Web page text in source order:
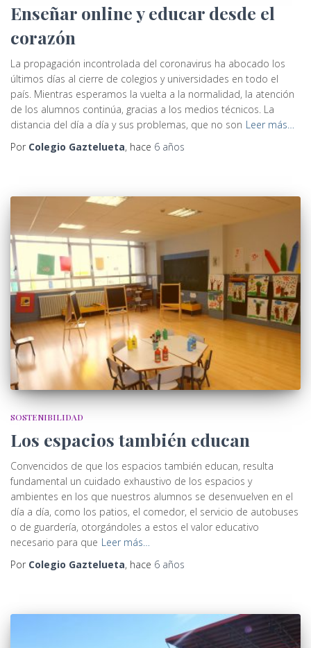
Enseñar online y educar desde el
corazón
La propagación incontrolada del coronavirus ha abocado los
últimos días al cierre de colegios y universidades en todo el
país. Mientras esperamos la vuelta a la normalidad, la atención
de los alumnos continúa, gracias a los medios técnicos. La
distancia del día a día y sus problemas, que no son Leer más…
Por Colegio Gaztelueta, hace 6 años
SOSTENIBILIDAD
Los espacios también educan
Convencidos de que los espacios también educan, resulta
fundamental un cuidado exhaustivo de los espacios y
ambientes en los que nuestros alumnos se desenvuelven en el
día a día, como los patios, el comedor, el servicio de autobuses
o de guardería, otorgándoles a estos el valor educativo
necesario para que Leer más…
Por Colegio Gaztelueta, hace 6 años